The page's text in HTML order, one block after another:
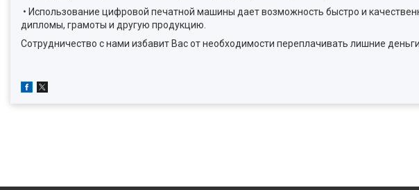
• Использование цифровой печатной машины дает возможность быстро и
дипломы, грамоты и другую продукцию.
Сотрудничество с нами избавит Вас от необходимости переплачивать лишние